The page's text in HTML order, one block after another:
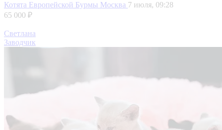
Котята Европейской Бурмы Москва 7 июля, 09:28
65 000 ₽
Светлана
Заводчик